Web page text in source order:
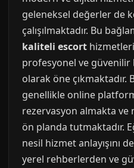
geleneksel değerler de
çalışılmaktadır. Bu
kaliteli escort
profesyonel ve güvenilir
olarak öne çıkmaktadır.
genellikle online
rezervasyon almakta
ön planda tutmaktadır.
nesil hizmet anlayışını
yerel rehberlerden ve